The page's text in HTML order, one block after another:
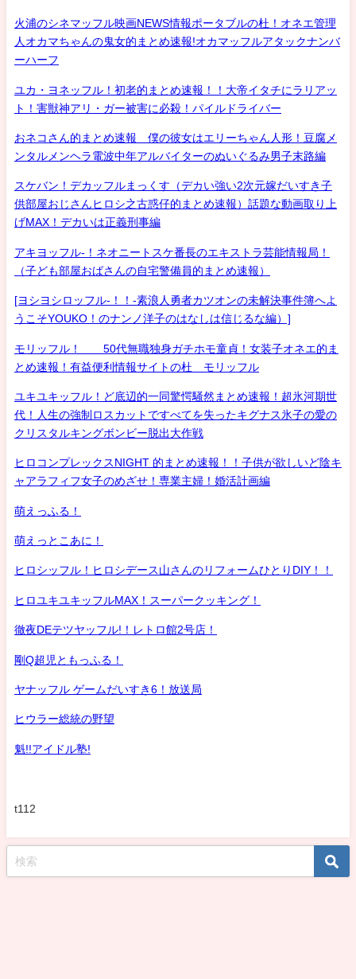
火浦のシネマッフル映画NEWS情報ポータブルの杜！オネエ管理
人オカマちゃんの鬼女的まとめ速報!オカマッフルアタックナンバ
ーハーフ
ユカ・ヨネッフル！初老的まとめ速報！！大帝イタチにラリアッ
ト！害獣神アリ・ガー被害に必殺！パイルドライバー
おネコさん的まとめ速報 僕の彼女はエリーちゃん人形！豆腐メ
ンタルメンヘラ電波中年アルバイターのぬいぐるみ男子末路編
スケバン！デカッフルまっくす（デカい強い2次元嫁だいすき子
供部屋おじさんヒロシ之古惑仔的まとめ速報）話題な動画取り上
げMAX！デカいは正義刑事編
アキヨッフル-！ネオニートスケ番長のエキストラ芸能情報局！
（子ども部屋おばさんの自宅警備員的まとめ速報）
[ヨシヨシロッフル-！！-素浪人勇者カツオンの未解決事件簿へよ
うこそYOUKO！のナンノ洋子のはなしは信じるな編）]
モリッフル！ 50代無職独身ガチホモ童貞！女装子オネエ的ま
とめ速報！有益便利情報サイトの杜 モリッフル
ユキユキッフル！ど底辺的一同驚愕騒然まとめ速報！超氷河期世
代！人生の強制ロスカットですべてを失ったキグナス氷子の愛の
クリスタルキングボンビー脱出大作戦
ヒロコンプレックスNIGHT 的まとめ速報！！子供が欲しいど陰キ
ャアラフィフ女子のめざせ！専業主婦！婚活計画編
萌えっふる！
萌えっとこあに！
ヒロシッフル！ヒロシデース山さんのリフォームひとりDIY！！
ヒロユキユキッフルMAX！スーパークッキング！
徹夜DEテツヤッフル!！レトロ館2号店！
剛Q超児ともっふる！
ヤナッフル ゲームだいすき6！放送局
ヒウラー総統の野望
魁!!アイドル塾!
t112